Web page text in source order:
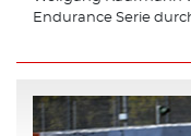
Endurance Serie